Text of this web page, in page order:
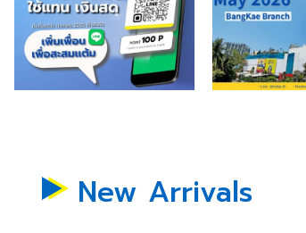
New Arrivals